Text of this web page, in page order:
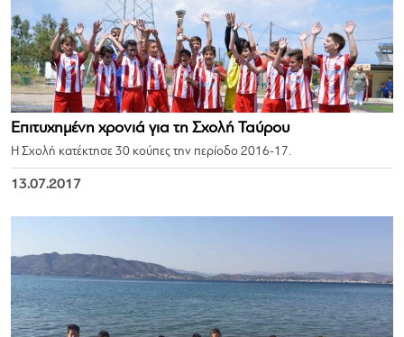
Επιτυχημένη χρονιά για τη Σχολή Ταύρου
Η Σχολή κατέκτησε 30 κούπες την περίοδο 2016-17.
13.07.2017